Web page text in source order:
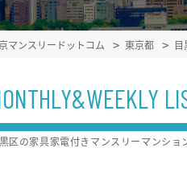
マンスリードットコム 東京都
区の家具家電付きマンスリーマンシ